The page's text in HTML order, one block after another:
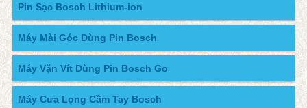
Pin Sạc Bosch Lithium-ion
Máy Mài Góc Dùng Pin Bosch
Máy Vặn Vít Dùng Pin Bosch Go
Máy Cưa Lọng Cầm Tay Bosch